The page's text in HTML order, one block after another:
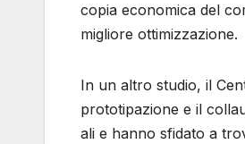
copia economica del
migliore ottimizzazione.
In un altro studio, il
prototipazione e il
ali e hanno sfidato a